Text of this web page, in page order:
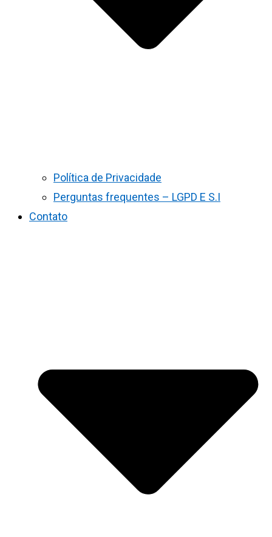
Política de Privacidade
Perguntas frequentes – LGPD E S.I
Contato